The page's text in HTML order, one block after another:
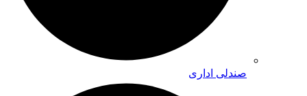
صندلی اداری